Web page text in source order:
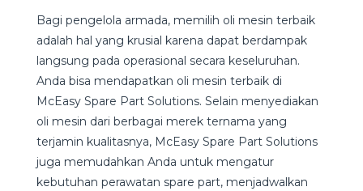
Bagi pengelola armada, memilih oli mesin terbaik
adalah hal yang krusial karena dapat berdampak
langsung pada operasional secara keseluruhan.
Anda bisa mendapatkan oli mesin terbaik di
McEasy Spare Part Solutions. Selain menyediakan
oli mesin dari berbagai merek ternama yang
terjamin kualitasnya, McEasy Spare Part Solutions
juga memudahkan Anda untuk mengatur
kebutuhan perawatan spare part, menjadwalkan